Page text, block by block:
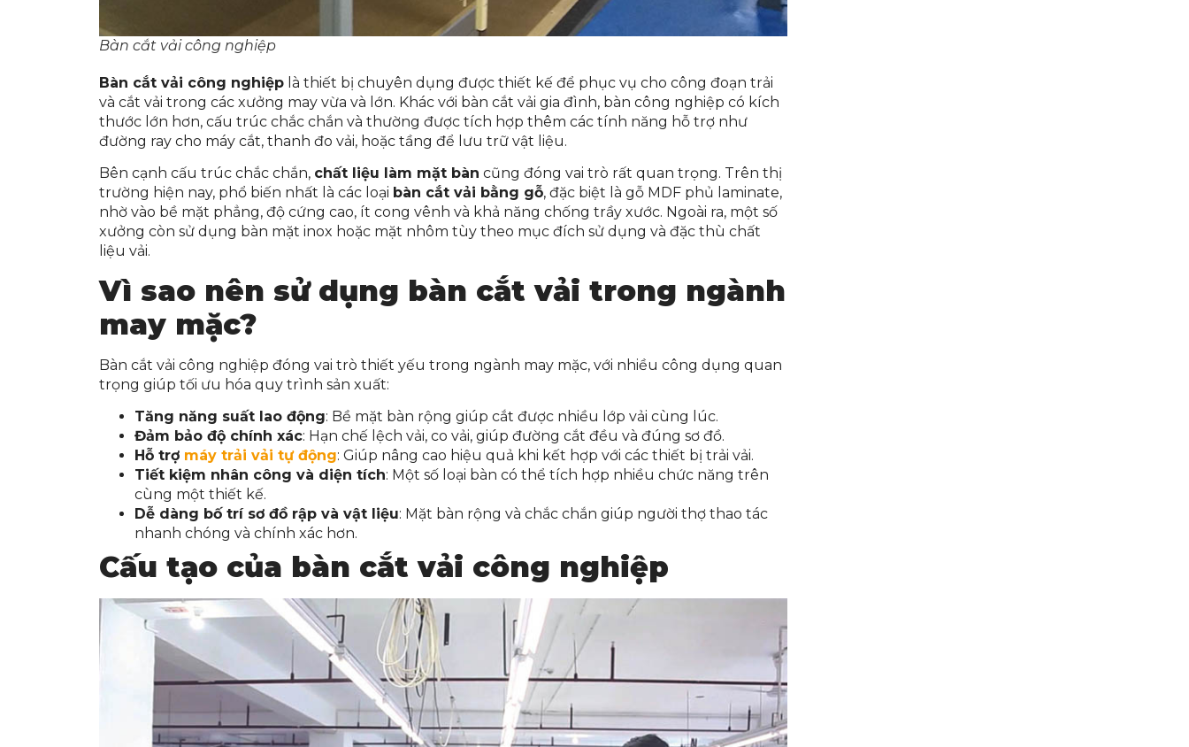
Bàn cắt vải công nghiệp
Bàn cắt vải công nghiệp là thiết bị chuyên dụng được thiết kế để phục vụ cho công đoạn trải
và cắt vải trong các xưởng may vừa và lớn. Khác với bàn cắt vải gia đình, bàn công nghiệp có kích
thước lớn hơn, cấu trúc chắc chắn và thường được tích hợp thêm các tính năng hỗ trợ như
đường ray cho máy cắt, thanh đo vải, hoặc tầng để lưu trữ vật liệu.
Bên cạnh cấu trúc chắc chắn, chất liệu làm mặt bàn cũng đóng vai trò rất quan trọng. Trên thị
trường hiện nay, phổ biến nhất là các loại bàn cắt vải bằng gỗ, đặc biệt là gỗ MDF phủ laminate,
nhờ vào bề mặt phẳng, độ cứng cao, ít cong vênh và khả năng chống trầy xước. Ngoài ra, một số
xưởng còn sử dụng bàn mặt inox hoặc mặt nhôm tùy theo mục đích sử dụng và đặc thù chất
liệu vải.
Vì sao nên sử dụng bàn cắt vải trong ngành
may mặc?
Bàn cắt vải công nghiệp đóng vai trò thiết yếu trong ngành may mặc, với nhiều công dụng quan
trọng giúp tối ưu hóa quy trình sản xuất:
Tăng năng suất lao động: Bề mặt bàn rộng giúp cắt được nhiều lớp vải cùng lúc.
Đảm bảo độ chính xác: Hạn chế lệch vải, co vải, giúp đường cắt đều và đúng sơ đồ.
Hỗ trợ máy trải vải tự động: Giúp nâng cao hiệu quả khi kết hợp với các thiết bị trải vải.
Tiết kiệm nhân công và diện tích: Một số loại bàn có thể tích hợp nhiều chức năng trên
cùng một thiết kế.
Dễ dàng bố trí sơ đồ rập và vật liệu: Mặt bàn rộng và chắc chắn giúp người thợ thao tác
nhanh chóng và chính xác hơn.
Cấu tạo của bàn cắt vải công nghiệp